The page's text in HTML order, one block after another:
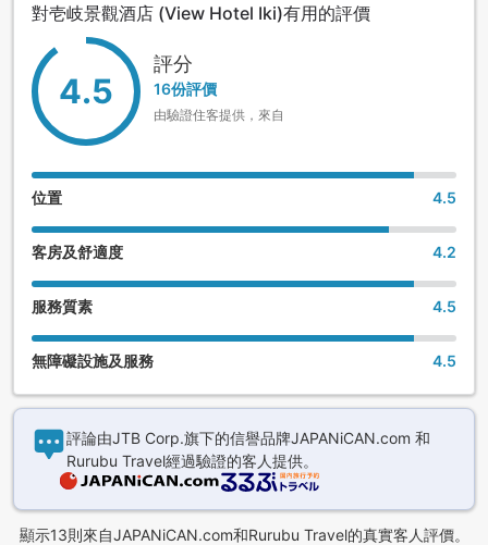
對壱岐景觀酒店 (View Hotel Iki)有用的評價
4.5
評分
16份評價
由驗證住客提供，來自
位置 4.5
客房及舒適度 4.2
服務質素 4.5
無障礙設施及服務 4.5
評論由JTB Corp.旗下的信譽品牌JAPANiCAN.com 和
Rurubu Travel經過驗證的客人提供。
顯示13則來自JAPANiCAN.com和Rurubu Travel的真實客人評價。